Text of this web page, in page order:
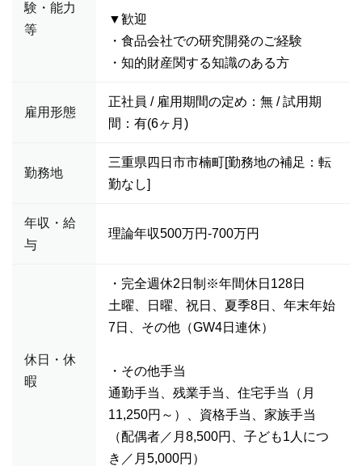
験・能力
等
▼歓迎
・食品会社での研究開発のご経験
・知的財産関する知識のある方
雇用形態
正社員 / 雇用期間の定め：無 / 試用期
間：有(6ヶ月)
勤務地
三重県四日市市楠町[勤務地の補足：転
勤なし]
年収・給
与
理論年収500万円-700万円
休日・休
暇
・完全週休2日制※年間休日128日
土曜、日曜、祝日、夏季8日、年末年始
7日、その他（GW4日連休）
・その他手当
通勤手当、残業手当、住宅手当（月
11,250円～）、資格手当、家族手当
（配偶者／月8,500円、子ども1人につ
き／月5,000円）